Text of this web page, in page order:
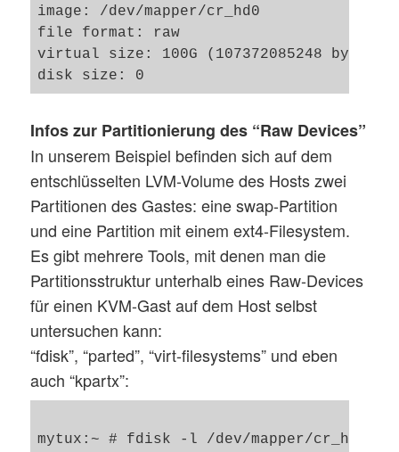
image: /dev/mapper/cr_hd0
file format: raw
virtual size: 100G (107372085248 bytes)
Infos zur Partitionierung des “Raw Devices”
In unserem Beispiel befinden sich auf dem
entschlüsselten LVM-Volume des Hosts zwei
Partitionen des Gastes: eine swap-Partition
und eine Partition mit einem ext4-Filesystem.
Es gibt mehrere Tools, mit denen man die
Partitionsstruktur unterhalb eines Raw-Devices
für einen KVM-Gast auf dem Host selbst
untersuchen kann:
“fdisk”, “parted”, “virt-filesystems” und eben
auch “kpartx”:
mytux:~ # fdisk -l /dev/mapper/cr_hd0